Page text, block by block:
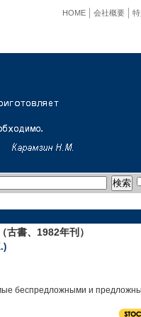
会社概要
HOME
書、1982年刊）
беспредложными и